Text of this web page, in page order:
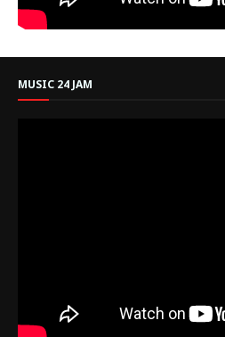
MUSIC 24 JAM